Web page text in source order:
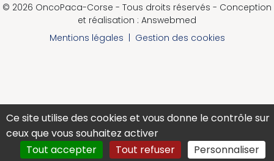
© 2026 OncoPaca-Corse - Tous droits réservés - Conception
et réalisation : Answebmed
Mentions légales | Gestion des cookies
Ce site utilise des cookies et vous donne le contrôle sur
ceux que vous souhaitez activer
Tout accepter
Tout refuser Personnaliser